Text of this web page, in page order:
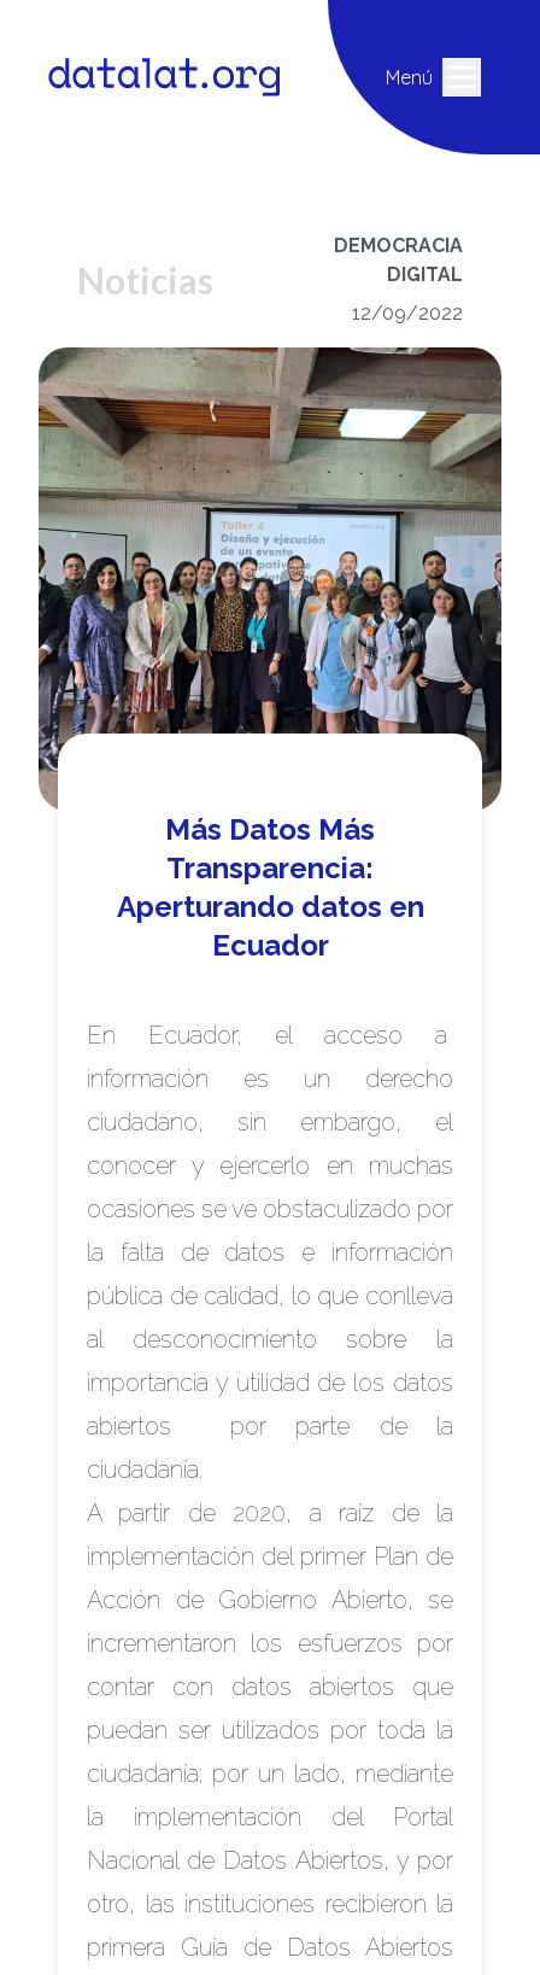
Menú
Noticias
DEMOCRACIA
DIGITAL
12/09/2022
Más Datos Más
Transparencia:
Aperturando datos en
Ecuador
En Ecuador, el acceso a
información es un derecho
ciudadano, sin embargo, el
conocer y ejercerlo en muchas
ocasiones se ve obstaculizado por
la falta de datos e información
pública de calidad, lo que conlleva
al desconocimiento sobre la
importancia y utilidad de los datos
abiertos por parte de la
ciudadanía.
A partir de 2020, a raíz de la
implementación del primer Plan de
Acción de Gobierno Abierto, se
incrementaron los esfuerzos por
contar con datos abiertos que
puedan ser utilizados por toda la
ciudadanía; por un lado, mediante
la implementación del Portal
Nacional de Datos Abiertos, y por
otro, las instituciones recibieron la
primera Guía de Datos Abiertos